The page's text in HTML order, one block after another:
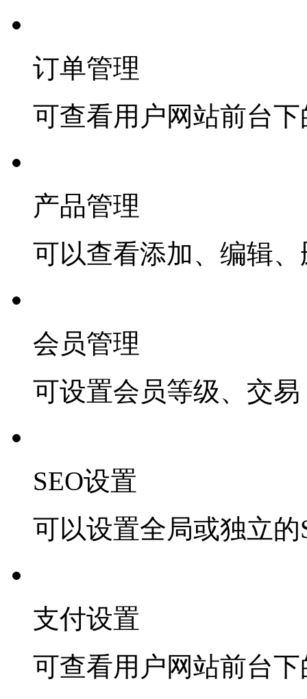
订单管理
可查看用户网站前台
产品管理
可以查看添加、编辑
会员管理
可设置会员等级、交
SEO设置
可以设置全局或独立
支付设置
可查看用户网站前台